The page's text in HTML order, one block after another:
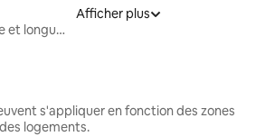
Locations moyenne et longue durée
Afficher plus
s'appliquer en fonction des zones
logements.